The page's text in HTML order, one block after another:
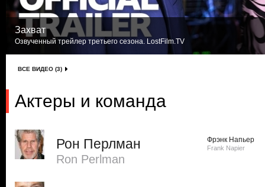
Захват
Озвученный трейлер третьего сезона. LostFilm.TV
ВСЕ ВИДЕО (3)
Актеры и команда
Рон Перлман
Ron Perlman
Фрэнк Напьер
Frank Napier